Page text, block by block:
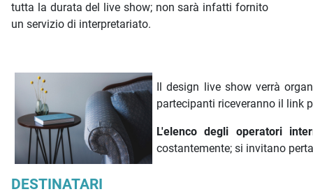
tutta la durata del live show; non sarà infatti fornito
un servizio di interpretariato.
Il design live show verrà
partecipanti riceveranno il link
L'elenco degli operatori
costantemente; si invitano
DESTINATARI